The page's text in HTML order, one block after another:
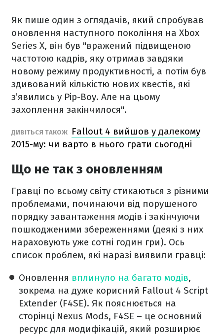
Як пише один з оглядачів, який спробував
оновлення наступного покоління на Xbox
Series X, він був "вражений підвищеною
частотою кадрів, яку отримав завдяки
новому режиму продуктивності, а потім був
здивований кількістю нових квестів, які
з’явились у Pip-Boy. Але на цьому
захоплення закінчилося".
ДИВІТЬСЯ ТАКОЖ
Fallout 4 вийшов у далекому
2015-му: чи варто в нього грати сьогодні
Що не так з оновленням
Гравці по всьому світу стикаються з різними
проблемами, починаючи від порушеного
порядку завантаження модів і закінчуючи
пошкодженими збереженнями (деякі з них
нараховують уже сотні годин гри). Ось
список проблем, які наразі виявили гравці:
Оновлення вплинуло на багато модів,
зокрема на дуже корисний Fallout 4 Script
Extender (F4SE). Як пояснюється на
сторінці Nexus Mods, F4SE – це основний
ресурс для модифікацій, який розширює